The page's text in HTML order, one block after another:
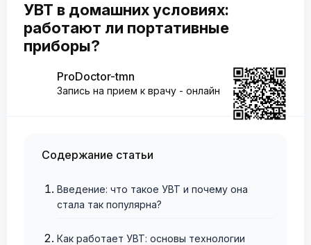
УВТ в домашних условиях:
работают ли портативные
приборы?
ProDoctor-tmn
Запись на прием к врачу - онлайн
Содержание статьи
Введение: что такое УВТ и почему она
стала так популярна?
Как работает УВТ: основы технологии